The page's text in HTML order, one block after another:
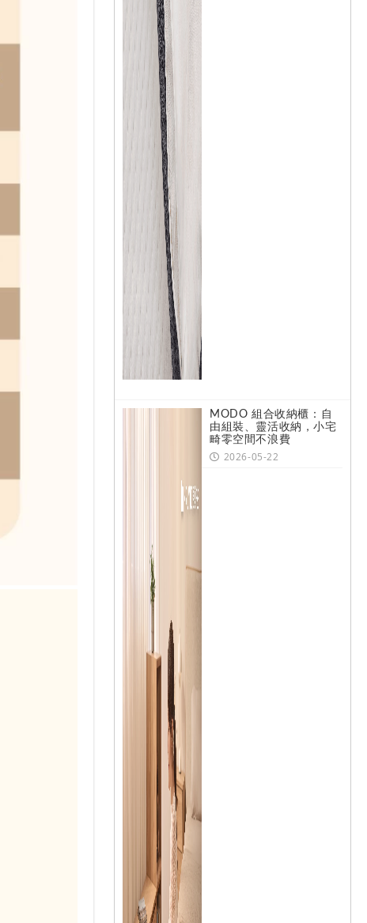
MODO 組合收納櫃：自
由組裝、靈活收納，小宅
畸零空間不浪費
2026-05-22